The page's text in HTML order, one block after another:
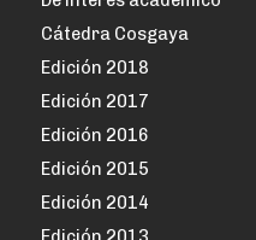
Cátedra Cosgaya
Edición 2018
Edición 2017
Edición 2016
Edición 2015
Edición 2014